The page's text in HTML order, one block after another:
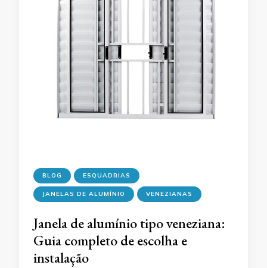
BLOG ESQUADRIAS
JANELAS DE ALUMÍNIO VENEZIANAS
Janela de alumínio tipo veneziana:
Guia completo de escolha e
instalação